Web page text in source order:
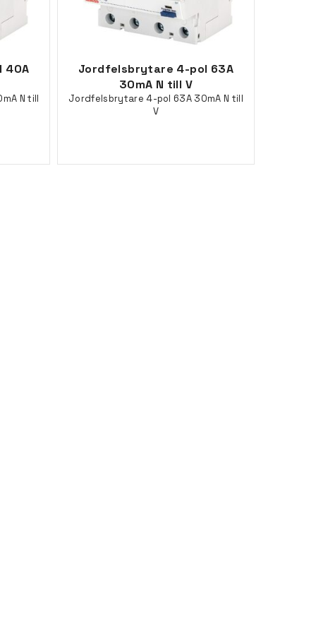
40A
N till
Jordfelsbrytare 4-pol 63A
30mA N till V
Jordfelsbrytare 4-pol 63A 30mA N till
V